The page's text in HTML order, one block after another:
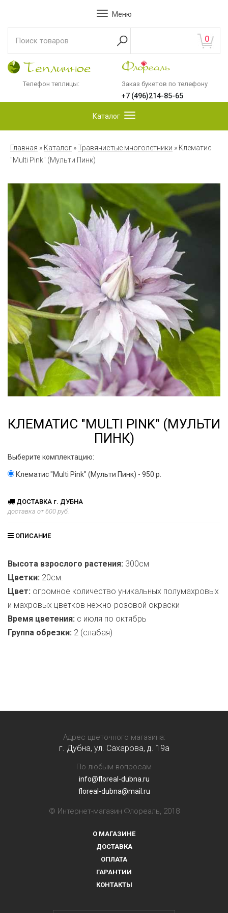
Меню
0
Телефон теплицы: Заказ букетов по телефону
+7 (496)214-85-65
Каталог
Главная » Каталог »Травянистые многолетники » Клематис
"Multi Pink" (Мульти Пинк)
КЛЕМАТИС "MULTI PINK" (МУЛЬТИ
ПИНК)
Выберите комплектацию:
Клематис "Multi Pink" (Мульти Пинк) - 950 р.
ДОСТАВКА г. ДУБНА
доставка от 600 руб.
ОПИСАНИЕ
Высота взрослого растения: 300см
Цветки: 20см.
Цвет: огромное количество уникальных полумахровых
и махровых цветков нежно-розовой окраски
Время цветения: с июля по октябрь
Группа обрезки: 2 (слабая)
Адрес цветочного магазина:
г. Дубна, ул. Сахарова, д. 19a
По любым вопросам
info@floreal-dubna.ru
floreal-dubna@mail.ru
© Интернет-магазин Флореаль, 2018
О МАГАЗИНЕ
ДОСТАВКА
ОПЛАТА
ГАРАНТИИ
КОНТАКТЫ